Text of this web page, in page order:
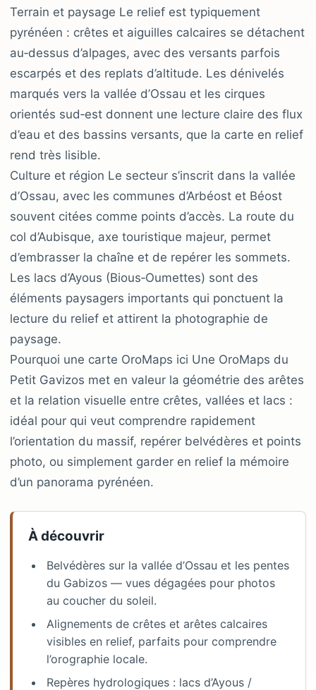
Terrain et paysage Le relief est typiquement
pyrénéen : crêtes et aiguilles calcaires se détachent
au‑dessus d’alpages, avec des versants parfois
escarpés et des replats d’altitude. Les dénivelés
marqués vers la vallée d’Ossau et les cirques
orientés sud‑est donnent une lecture claire des flux
d’eau et des bassins versants, que la carte en relief
rend très lisible.
Culture et région Le secteur s’inscrit dans la vallée
d’Ossau, avec les communes d’Arbéost et Béost
souvent citées comme points d’accès. La route du
col d’Aubisque, axe touristique majeur, permet
d’embrasser la chaîne et de repérer les sommets.
Les lacs d’Ayous (Bious‑Oumettes) sont des
éléments paysagers importants qui ponctuent la
lecture du relief et attirent la photographie de
paysage.
Pourquoi une carte OroMaps ici Une OroMaps du
Petit Gavizos met en valeur la géométrie des arêtes
et la relation visuelle entre crêtes, vallées et lacs :
idéal pour qui veut comprendre rapidement
l’orientation du massif, repérer belvédères et points
photo, ou simplement garder en relief la mémoire
d’un panorama pyrénéen.
À découvrir
Belvédères sur la vallée d’Ossau et les pentes
du Gabizos — vues dégagées pour photos
au coucher du soleil.
Alignements de crêtes et arêtes calcaires
visibles en relief, parfaits pour comprendre
l’orographie locale.
Repères hydrologiques : lacs d’Ayous /